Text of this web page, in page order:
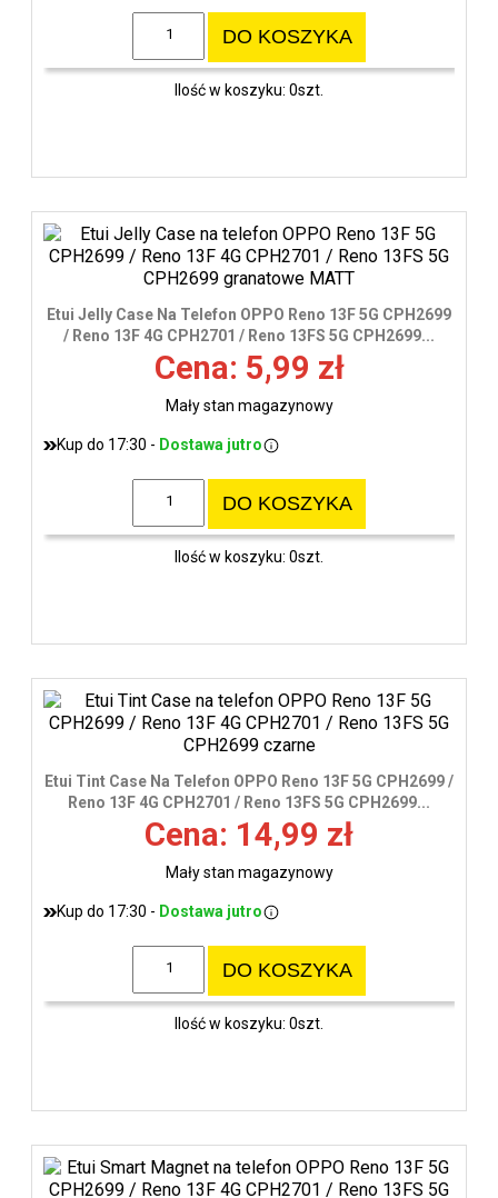
DO KOSZYKA
Ilość w koszyku: 0szt.
Etui Jelly Case Na Telefon OPPO Reno 13F 5G CPH2699
/ Reno 13F 4G CPH2701 / Reno 13FS 5G CPH2699...
Cena: 5,99 zł
Mały stan magazynowy
Kup do 17:30 - Dostawa jutro
DO KOSZYKA
Ilość w koszyku: 0szt.
Etui Tint Case Na Telefon OPPO Reno 13F 5G CPH2699 /
Reno 13F 4G CPH2701 / Reno 13FS 5G CPH2699...
Cena: 14,99 zł
Mały stan magazynowy
Kup do 17:30 - Dostawa jutro
DO KOSZYKA
Ilość w koszyku: 0szt.